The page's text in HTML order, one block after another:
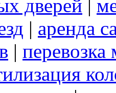
дверей |
| аренда
|